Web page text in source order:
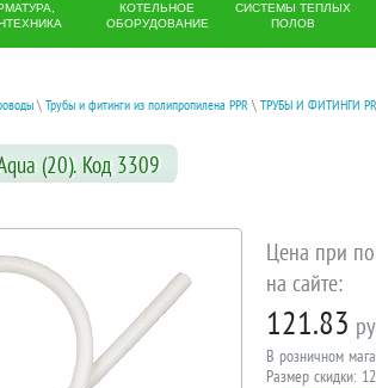
КОТЕЛЬНОЕ
ОБОРУДОВАНИЕ
СИСТЕМЫ ТЕПЛЫХ
ПОЛОВ
\ Трубы и фитинги из полипропилена PPR \ ТРУБЫ И ФИТИНГИ
(20). Код 3309
Цена при
на сайте:
121.83
В розничном
Размер скидки: